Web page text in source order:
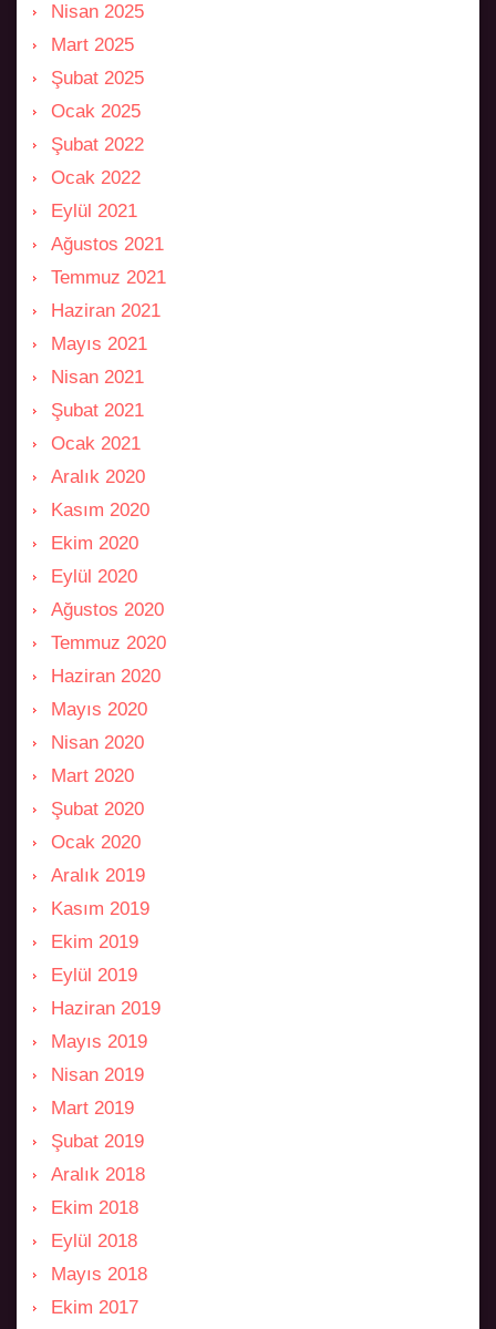
Nisan 2025
Mart 2025
Şubat 2025
Ocak 2025
Şubat 2022
Ocak 2022
Eylül 2021
Ağustos 2021
Temmuz 2021
Haziran 2021
Mayıs 2021
Nisan 2021
Şubat 2021
Ocak 2021
Aralık 2020
Kasım 2020
Ekim 2020
Eylül 2020
Ağustos 2020
Temmuz 2020
Haziran 2020
Mayıs 2020
Nisan 2020
Mart 2020
Şubat 2020
Ocak 2020
Aralık 2019
Kasım 2019
Ekim 2019
Eylül 2019
Haziran 2019
Mayıs 2019
Nisan 2019
Mart 2019
Şubat 2019
Aralık 2018
Ekim 2018
Eylül 2018
Mayıs 2018
Ekim 2017